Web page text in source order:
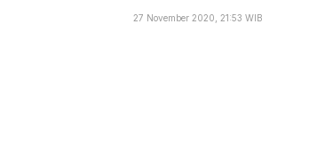
27 November 2020, 21:53 WIB